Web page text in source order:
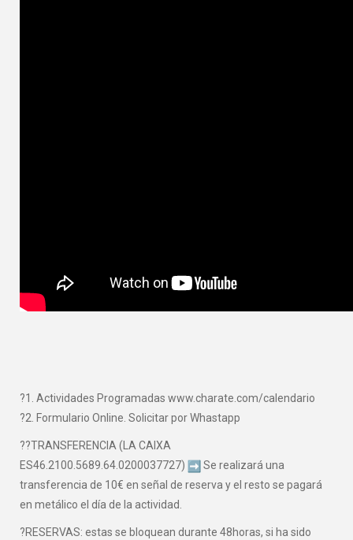
?1. Actividades Programadas www.charate.com/calendario
?2. Formulario Online. Solicitar por Whastapp
??TRANSFERENCIA (LA CAIXA
ES46.2100.5689.64.0200037727)
Se realizará una
transferencia de 10€ en señal de reserva y el resto se pagará
en metálico el día de la actividad.
?RESERVAS: estas se bloquean durante 48horas, si ha sido